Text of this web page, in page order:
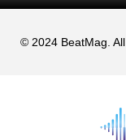
© 2024 BeatMag.